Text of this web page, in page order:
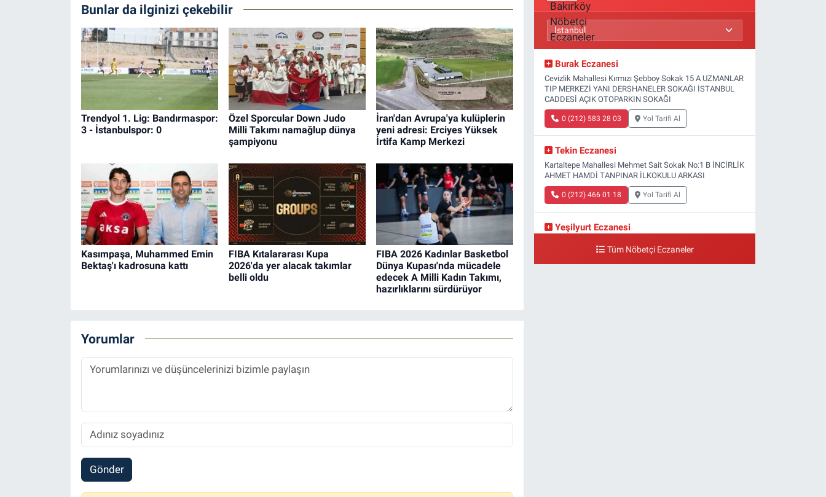
Bunlar da ilginizi çekebilir
Trendyol 1. Lig: Bandırmaspor:
3 - İstanbulspor: 0
Özel Sporcular Down Judo
Milli Takımı namağlup dünya
şampiyonu
İran'dan Avrupa'ya kulüplerin
yeni adresi: Erciyes Yüksek
İrtifa Kamp Merkezi
Kasımpaşa, Muhammed Emin
Bektaş'ı kadrosuna kattı
FIBA Kıtalararası Kupa
2026'da yer alacak takımlar
belli oldu
FIBA 2026 Kadınlar Basketbol
Dünya Kupası'nda mücadele
edecek A Milli Kadın Takımı,
hazırlıklarını sürdürüyor
Yorumlar
Gönder
Burak Eczanesi
Cevizlik Mahallesi Kırmızı Şebboy Sokak 15 A UZMANLAR
TIP MERKEZİ YANI DERSHANELER SOKAĞI İSTANBUL
CADDESİ AÇIK OTOPARKIN SOKAĞI
0 (212) 583 28 03 Yol Tarifi Al
Tekin Eczanesi
Kartaltepe Mahallesi Mehmet Sait Sokak No:1 B İNCİRLİK
AHMET HAMDİ TANPINAR İLKOKULU ARKASI
0 (212) 466 01 18 Yol Tarifi Al
Yeşilyurt Eczanesi
Tüm Nöbetçi Eczaneler